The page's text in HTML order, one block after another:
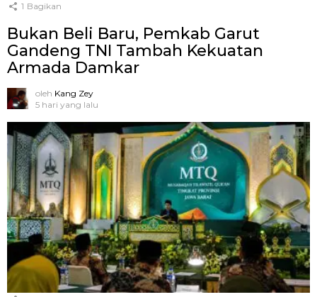
1 Bagikan
Bukan Beli Baru, Pemkab Garut
Gandeng TNI Tambah Kekuatan
Armada Damkar
oleh Kang Zey
5 hari yang lalu